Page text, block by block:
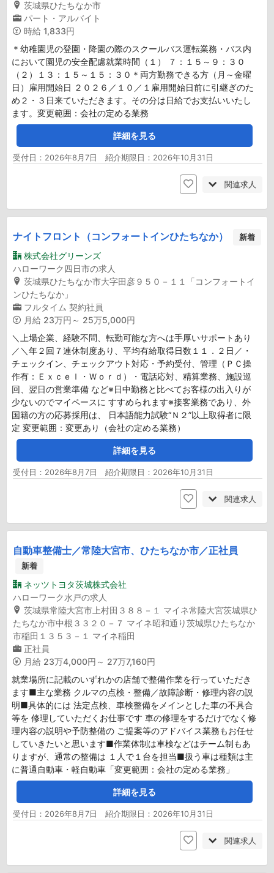
茨城県ひたちなか市
パート・アルバイト
時給 1,833円
＊幼稚園児の登園・降園の際のスクールバス運転業務・バス内
において園児の安全配慮就業時間（１） ７：１５～９：３０
（２）１３：１５～１５：３０＊両方勤務できる方（月～金曜
日）雇用開始日 ２０２６／１０／１雇用開始日前に引継ぎのた
め２・３日来ていただきます。その分は日給でお支払いいたし
ます。変更範囲：会社の定める業務
詳細を見る
受付日：2026年8月7日 紹介期限日：2026年10月31日
関連求人
ナイトフロント（コンフォートインひたちなか） 新着
株式会社グリーンズ
ハローワーク四日市の求人
茨城県ひたちなか市大字田彦９５０－１１「コンフォートイ
ンひたちなか」
フルタイム 契約社員
月給 23万円～ 25万5,000円
＼上場企業、経験不問、転勤可能な方へは手厚いサポートあり
／＼年２回７連休制度あり、平均有給取得日数１１．２日／・
チェックイン、チェックアウト対応・予約受付、管理（ＰＣ操
作有：Ｅｘｃｅｌ・Ｗｏｒｄ）・電話応対、精算業務、施設巡
回、翌日の営業準備 など※日中勤務と比べてお客様の出入りが
少ないのでマイペースに すすめられます※接客業務であり、外
国籍の方の応募採用は、 日本語能力試験“Ｎ２”以上取得者に限
定 変更範囲：変更あり（会社の定める業務）
詳細を見る
受付日：2026年8月7日 紹介期限日：2026年10月31日
関連求人
自動車整備士／常陸大宮市、ひたちなか市／正社員
新着
ネッツトヨタ茨城株式会社
ハローワーク水戸の求人
茨城県常陸大宮市上村田３８８－１ マイネ常陸大宮茨城県ひ
たちなか市中根３３２０－７ マイネ昭和通り茨城県ひたちなか
市稲田１３５３－１ マイネ稲田
正社員
月給 23万4,000円～ 27万7,160円
就業場所に記載のいずれかの店舗で整備作業を行っていただき
ます■主な業務 クルマの点検・整備／故障診断・修理内容の説
明■具体的には 法定点検、車検整備をメインとした車の不具合
等を 修理していただくお仕事です 車の修理をするだけでなく修
理内容の説明や予防整備の ご提案等のアドバイス業務もお任せ
していきたいと思います■作業体制は車検などはチーム制もあ
りますが、通常の整備は １人で１台を担当■扱う車は種類は主
に普通自動車・軽自動車「変更範囲：会社の定める業務」
詳細を見る
受付日：2026年8月7日 紹介期限日：2026年10月31日
関連求人